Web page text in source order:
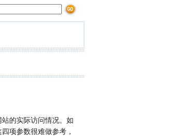
的实际访问情况。如
项参数很难做参考，